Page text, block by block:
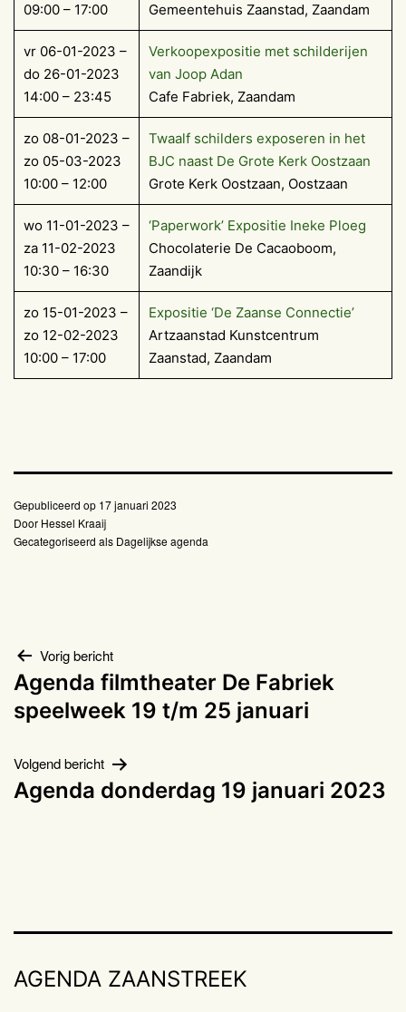
09:00 – 17:00
Gemeentehuis Zaanstad, Zaandam
vr 06-01-2023 –
do 26-01-2023
14:00 – 23:45
Verkoopexpositie met schilderijen
van Joop Adan
Cafe Fabriek, Zaandam
zo 08-01-2023 –
zo 05-03-2023
10:00 – 12:00
Twaalf schilders exposeren in het
BJC naast De Grote Kerk Oostzaan
Grote Kerk Oostzaan, Oostzaan
wo 11-01-2023 –
za 11-02-2023
10:30 – 16:30
‘Paperwork’ Expositie Ineke Ploeg
Chocolaterie De Cacaoboom,
Zaandijk
zo 15-01-2023 –
zo 12-02-2023
10:00 – 17:00
Expositie ‘De Zaanse Connectie’
Artzaanstad Kunstcentrum
Zaanstad, Zaandam
Gepubliceerd op 17 januari 2023
Door Hessel Kraaij
Gecategoriseerd als Dagelijkse agenda
Bericht
navigatie
Vorig bericht
Agenda filmtheater De Fabriek
speelweek 19 t/m 25 januari
Volgend bericht
Agenda donderdag 19 januari 2023
AGENDA ZAANSTREEK